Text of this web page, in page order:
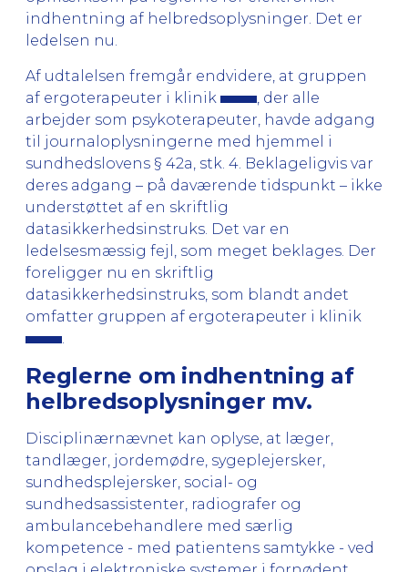
indhentning af helbredsoplysninger. Det er
ledelsen nu.
Af udtalelsen fremgår endvidere, at gruppen
af ergoterapeuter i klinik
, der alle
arbejder som psykoterapeuter, havde adgang
til journaloplysningerne med hjemmel i
sundhedslovens § 42a, stk. 4. Beklageligvis var
deres adgang – på daværende tidspunkt – ikke
understøttet af en skriftlig
datasikkerhedsinstruks. Det var en
ledelsesmæssig fejl, som meget beklages. Der
foreligger nu en skriftlig
datasikkerhedsinstruks, som blandt andet
omfatter gruppen af ergoterapeuter i klinik
Reglerne om indhentning af
helbredsoplysninger mv.
Disciplinærnævnet kan oplyse, at læger,
tandlæger, jordemødre, sygeplejersker,
sundhedsplejersker, social- og
sundhedsassistenter, radiografer og
ambulancebehandlere med særlig
kompetence - med patientens samtykke - ved